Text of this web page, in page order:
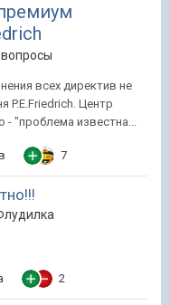
всех директив не
P.E.Friedrich. Центр
"проблема известна...
7
2